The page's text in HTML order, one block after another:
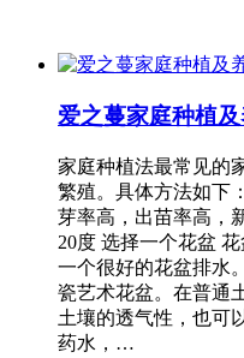
爱之蔓家庭种植
家庭种植法最常见的
繁殖。具体方法如下
芽率高，出苗率高，
20度 选择一个花盆
一个很好的花盆排水
瓷艺术花盆。在普通
土壤的透气性，也可
药水，…